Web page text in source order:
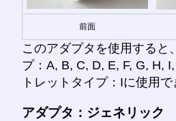
前面
このアダプタを使用すると
プ：A, B, C, D, E, F, G, H,
トレットタイプ：Iに使用で
アダプタ：ジェネリック